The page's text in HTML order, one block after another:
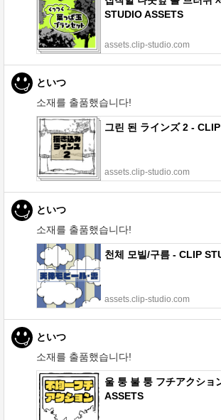
STUDIO ASSETS
assets.clip-studio.com
といつ
소재를 출품했습니다!
그린 된 ラインズ 2 -
assets.clip-studio.com
といつ
소재를 출품했습니다!
천체 모빌/구름 - CLIP
assets.clip-studio.com
といつ
소재를 출품했습니다!
울 퉁 불 퉁 フチアクショ
ASSETS